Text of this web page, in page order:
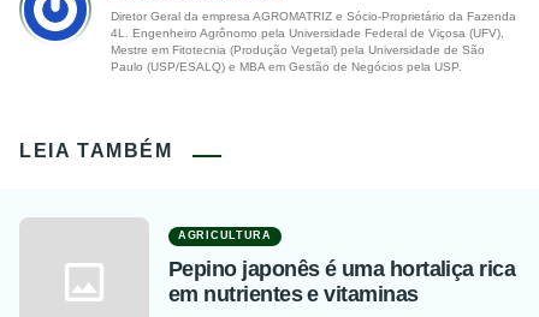
Diretor Geral da empresa AGROMATRIZ e Sócio-Proprietário da Fazenda
4L. Engenheiro Agrônomo pela Universidade Federal de Viçosa (UFV),
Mestre em Fitotecnia (Produção Vegetal) pela Universidade de São
Paulo (USP/ESALQ) e MBA em Gestão de Negócios pela USP.
LEIA TAMBÉM
AGRICULTURA
Pepino japonês é uma hortaliça rica
em nutrientes e vitaminas